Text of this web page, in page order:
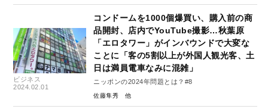
ビジネス
2024.02.01
コンドームを1000個爆買い、購入前の商
品開封、店内でYouTube撮影…秋葉原
「エロタワー」がインバウンドで大変な
ことに「客の5割以上が外国人観光客、土
日は満員電車なみに混雑」
ニッポンの2024年問題とは？#8
佐藤隼秀